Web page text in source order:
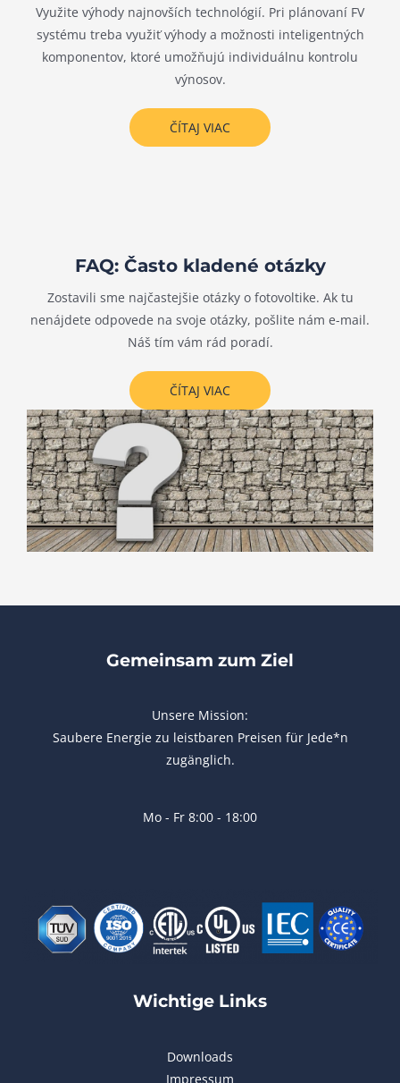
Využite výhody najnovších technológií. Pri plánovaní FV
systému treba využiť výhody a možnosti inteligentných
komponentov, ktoré umožňujú individuálnu kontrolu
výnosov.
ČÍTAJ VIAC
FAQ: Často kladené otázky
Zostavili sme najčastejšie otázky o fotovoltike. Ak tu
nenájdete odpovede na svoje otázky, pošlite nám e-mail.
Náš tím vám rád poradí.
ČÍTAJ VIAC
Gemeinsam zum Ziel
Unsere Mission:
Saubere Energie zu leistbaren Preisen für Jede*n
zugänglich.
Mo - Fr 8:00 - 18:00
Wichtige Links
Downloads
Impressum